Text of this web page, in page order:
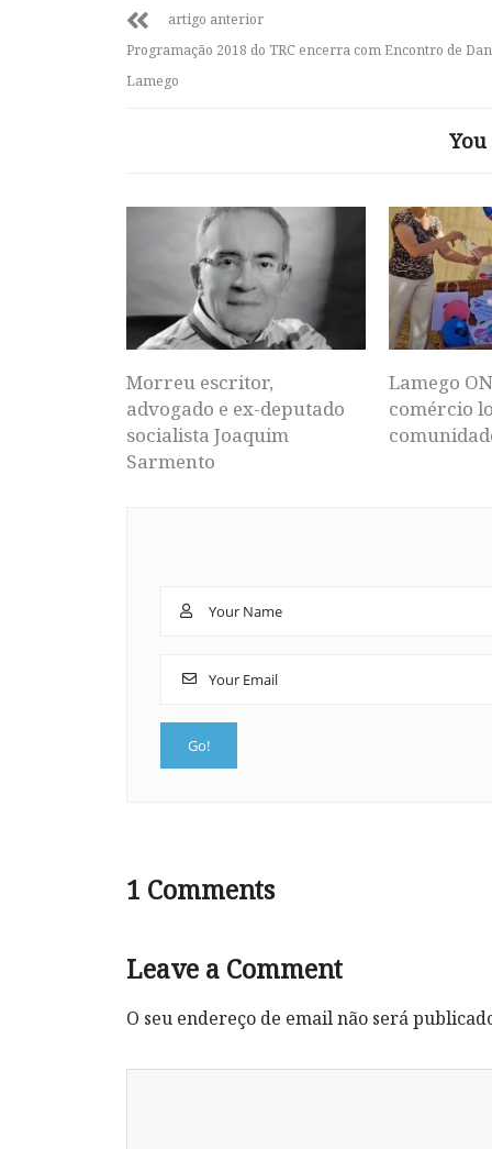
artigo anterior
Programação 2018 do TRC encerra com Encontro de
Lamego
Morreu escritor,
advogado e ex-deputado
socialista Joaquim
Sarmento
Lamego
comércio
1 Comments
Leave a Comment
O seu endereço de email não será